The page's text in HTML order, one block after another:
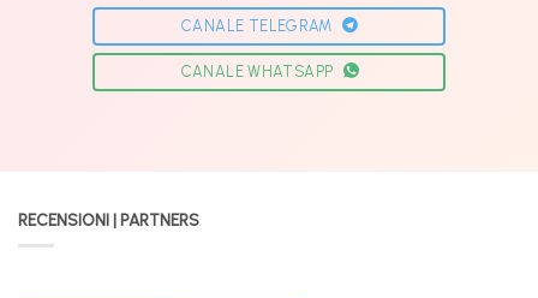
CANALE TELEGRAM
CANALE WHATSAPP
RECENSIONI | PARTNERS